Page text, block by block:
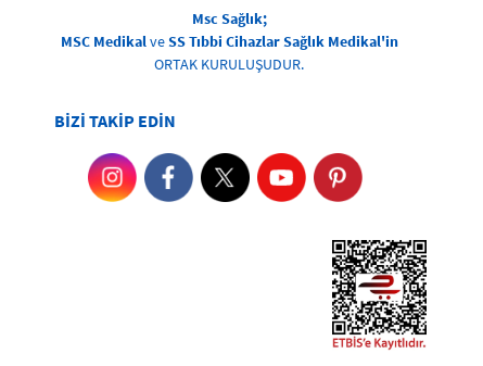
Msc Sağlık;
MSC MedikalveSS Tıbbi Cihazlar Sağlık Medikal'in
ORTAK KURULUŞUDUR.
BİZİ TAKİP EDİN